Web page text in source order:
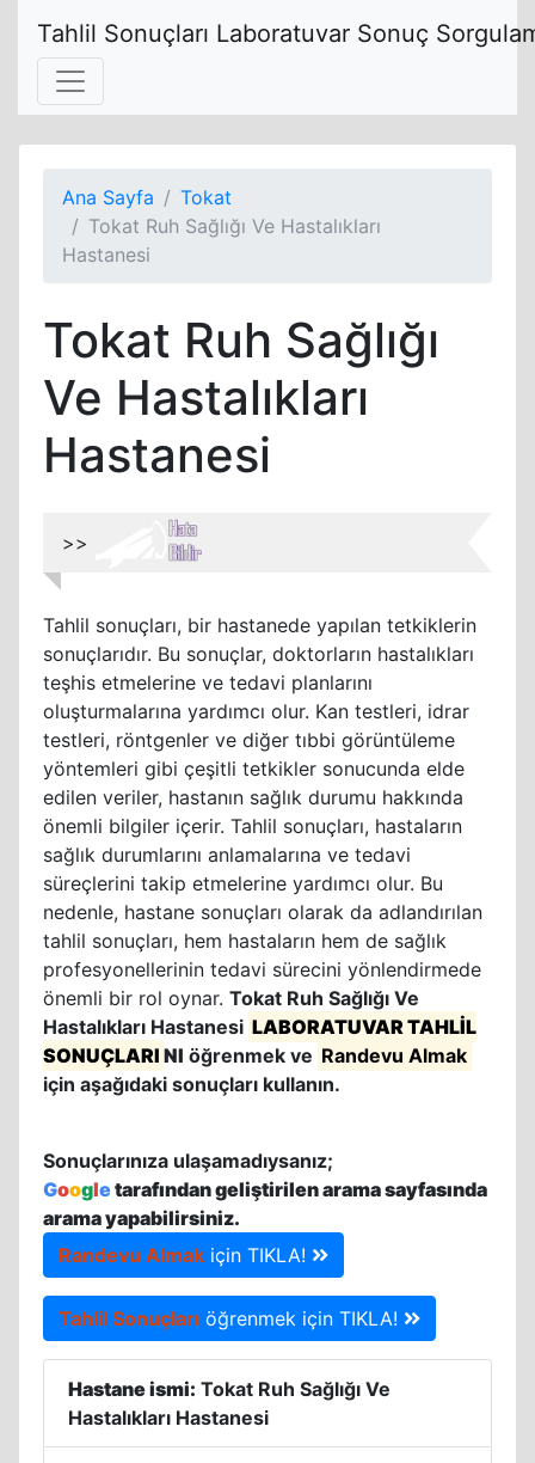
Tahlil Sonuçları Laboratuvar Sonuç
Ana Sayfa
Tokat
Tokat Ruh Sağlığı Ve Hastalıkları
Hastanesi
Tokat Ruh Sağlığı
Ve Hastalıkları
Hastanesi
>>
Tahlil sonuçları, bir hastanede yapılan tetkiklerin
sonuçlarıdır. Bu sonuçlar, doktorların hastalıkları
teşhis etmelerine ve tedavi planlarını
oluşturmalarına yardımcı olur. Kan testleri, idrar
testleri, röntgenler ve diğer tıbbi görüntüleme
yöntemleri gibi çeşitli tetkikler sonucunda elde
edilen veriler, hastanın sağlık durumu hakkında
önemli bilgiler içerir. Tahlil sonuçları, hastaların
sağlık durumlarını anlamalarına ve tedavi
süreçlerini takip etmelerine yardımcı olur. Bu
nedenle, hastane sonuçları olarak da adlandırılan
tahlil sonuçları, hem hastaların hem de sağlık
profesyonellerinin tedavi sürecini yönlendirmede
önemli bir rol oynar. Tokat Ruh Sağlığı Ve
Hastalıkları Hastanesi LABORATUVAR TAHLİL
SONUÇLARI NI öğrenmek ve Randevu Almak
için aşağıdaki sonuçları kullanın.
Sonuçlarınıza ulaşamadıysanız;
Googletarafından geliştirilen arama sayfasında
arama yapabilirsiniz.
Randevu Almak için TIKLA!
Tahlil Sonuçları öğrenmek için TIKLA!
Hastane ismi: Tokat Ruh Sağlığı Ve
Hastalıkları Hastanesi